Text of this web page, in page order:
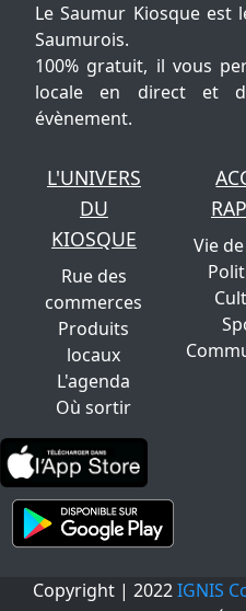
Le Saumur Kiosque est
Saumurois.
100% gratuit, il vous
locale en direct et
évènement.
L'UNIVERS
DU
KIOSQUE
Rue des
commerces
Produits
locaux
L'agenda
Où sortir
Vie
Copyright | 2022IGNIS